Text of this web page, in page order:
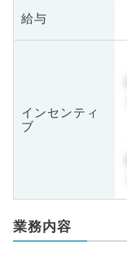
給与
インセンティ
ブ
業務内容